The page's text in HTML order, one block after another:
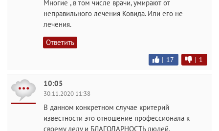
Многие , в том числе врачи, умирают от
неправильного лечения Ковида. Или его не
лечения.
Ответить
| 17 | 1
10:05
30.11.2020 11:38
В данном конкретном случае критерий
известности это отношение профессионала к
своему делу и БЛАГОДАРНОСТЬ людей.